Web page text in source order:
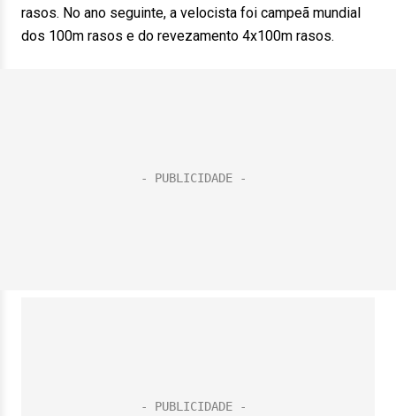
rasos. No ano seguinte, a velocista foi campeã mundial
dos 100m rasos e do revezamento 4x100m rasos.